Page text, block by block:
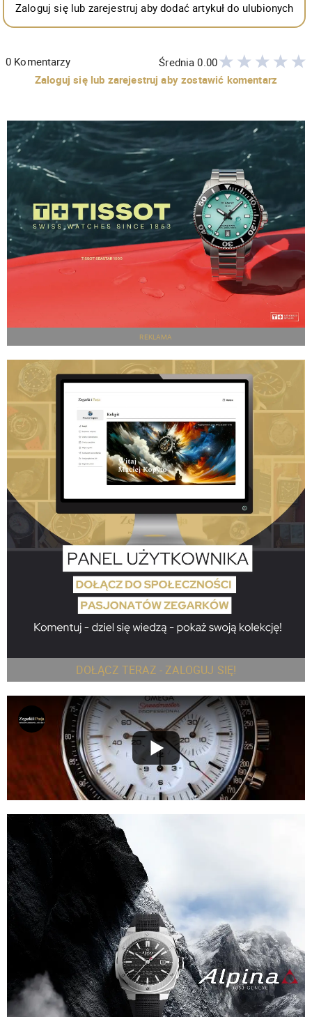
Zaloguj się lub zarejestruj aby dodać artykuł do ulubionych
0 Komentarzy Średnia0.00
Zaloguj się lub zarejestruj aby zostawić komentarz
REKLAMA
DOŁĄCZ TERAZ - ZALOGUJ SIĘ!